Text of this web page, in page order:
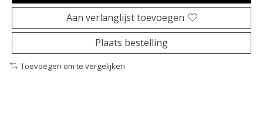
Aan verlanglijst toevoegen
Plaats bestelling
Toevoegen om te vergelijken